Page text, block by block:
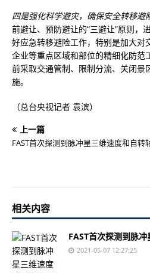
四是强化科学避灾，确保安全转移避
前避让、预防避让的“三避让”原则，
好应急转移避险工作，特别是加大对
企业等重点区域和部位的精细化防范
前采取交通管制、限制分流、关闭景
施。
（总台央视记者 袁滨）
上一篇
FAST首次探测到脉冲星三维速度和自转
相关内容
FAST首次探测到脉
2021-05-07 12:27:25